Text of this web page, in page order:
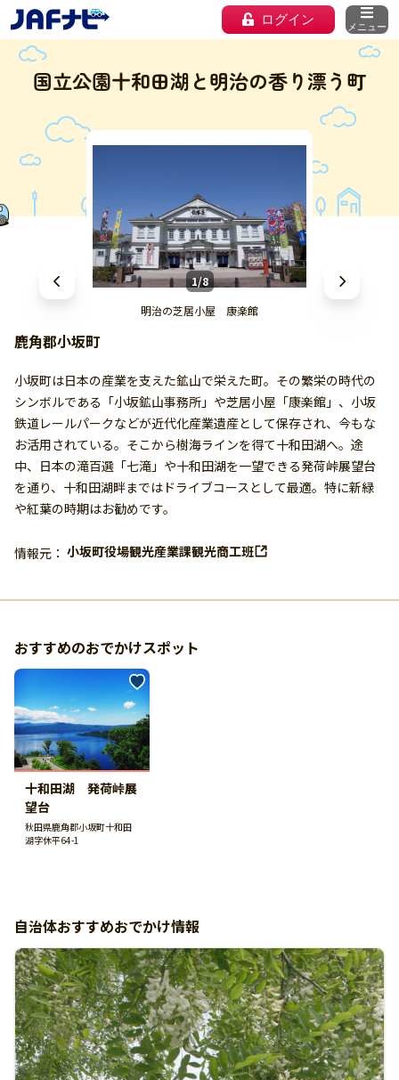
ログイン メニュー
国立公園十和田湖と明治の香り漂う町
1/8
明治の芝居小屋 康楽館
鹿角郡小坂町
小坂町は日本の産業を支えた鉱山で栄えた町。その繁栄の時代の
シンボルである「小坂鉱山事務所」や芝居小屋「康楽館」、小坂
鉄道レールパークなどが近代化産業遺産として保存され、今もな
お活用されている。そこから樹海ラインを得て十和田湖へ。途
中、日本の滝百選「七滝」や十和田湖を一望できる発荷峠展望台
を通り、十和田湖畔まではドライブコースとして最適。特に新緑
や紅葉の時期はお勧めです。
情報元： 小坂町役場観光産業課観光商工班
おすすめのおでかけスポット
十和田湖 発荷峠展
望台
秋田県鹿角郡小坂町十和田
湖字休平64-1
自治体おすすめおでかけ情報